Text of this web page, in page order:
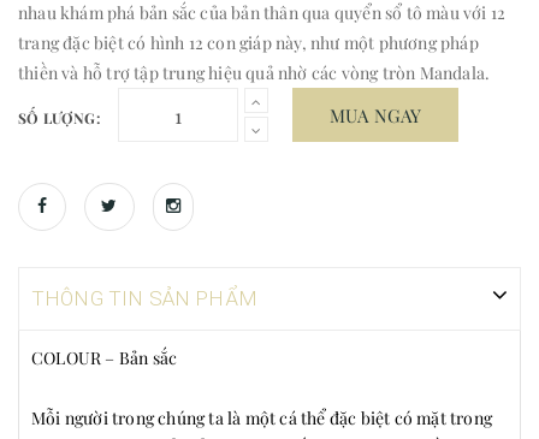
nhau khám phá bản sắc của bản thân qua quyển sổ tô màu với 12
trang đặc biệt có hình 12 con giáp này, như một phương pháp
thiền và hỗ trợ tập trung hiệu quả nhờ các vòng tròn Mandala.
SỐ LƯỢNG: MUA NGAY
THÔNG TIN SẢN PHẨM
COLOUR – Bản sắc
Mỗi người trong chúng ta là một cá thể đặc biệt có mặt trong